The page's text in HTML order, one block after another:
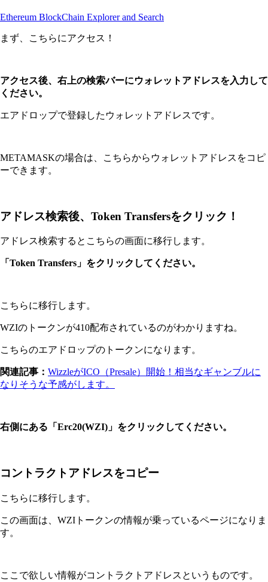
Ethereum BlockChain Explorer and Search
まず、こちらにアクセス！
アクセス後、右上の検索バーにウォレットアドレスを入力して
ください。
エアドロップで登録したウォレットアドレスです。
METAMASKの場合は、こちらからウォレットアドレスをコピ
ーできます。
アドレス検索後、Token Transfersをクリック！
アドレス検索するとこちらの画面に移行します。
「Token Transfers」をクリックしてください。
こちらに移行します。
WZIのトークンが410配布されているのがわかりますね。
こちらのエアドロップのトークンになります。
関連記事： WizzleがICO（Presale）開始！相当なギャンブルに
なりそうな予感がします。
右側にある「Erc20(WZI)」をクリックしてください。
コントラクトアドレスをコピー
こちらに移行します。
この画面は、WZIトークンの情報が乗っているページになりま
す。
ここで欲しい情報がコントラクトアドレスというものです。